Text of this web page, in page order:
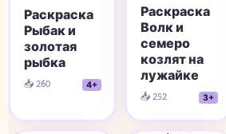
Раскраска
Рыбак и
золотая
рыбка
📥 260 4+
Раскраска
Волк и
семеро
козлят на
лужайке
📥 252 3+